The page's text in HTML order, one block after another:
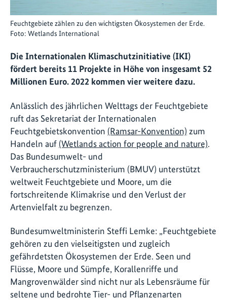
Feuchtgebiete zählen zu den wichtigsten Ökosystemen der Erde.
Foto: Wetlands International
Die Internationalen Klimaschutzinitiative (IKI)
fördert bereits 11 Projekte in Höhe von insgesamt 52
Millionen Euro. 2022 kommen vier weitere dazu.
Anlässlich des jährlichen Welttags der Feuchtgebiete
ruft das Sekretariat der Internationalen
Feuchtgebietskonvention (Ramsar-Konvention) zum
Handeln auf(Wetlands action for people and nature).
Das Bundesumwelt- und
Verbraucherschutzministerium (BMUV) unterstützt
weltweit Feuchtgebiete und Moore, um die
fortschreitende Klimakrise und den Verlust der
Artenvielfalt zu begrenzen.
Bundesumweltministerin Steffi Lemke: „Feuchtgebiete
gehören zu den vielseitigsten und zugleich
gefährdetsten Ökosystemen der Erde. Seen und
Flüsse, Moore und Sümpfe, Korallenriffe und
Mangrovenwälder sind nicht nur als Lebensräume für
seltene und bedrohte Tier- und Pflanzenarten